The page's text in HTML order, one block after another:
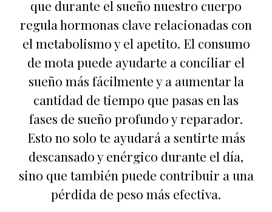
que durante el sueño nuestro cuerpo
regula hormonas clave relacionadas con
el metabolismo y el apetito. El consumo
de mota puede ayudarte a conciliar el
sueño más fácilmente y a aumentar la
cantidad de tiempo que pasas en las
fases de sueño profundo y reparador.
Esto no solo te ayudará a sentirte más
descansado y enérgico durante el día,
sino que también puede contribuir a una
pérdida de peso más efectiva.